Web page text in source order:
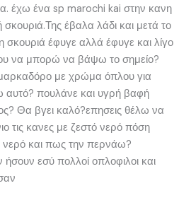
έχω ένα sp marochi kai στην κανη
σκουριά.Της έβαλα λάδι και μετά το
σκουριά έφυγε αλλά έφυγε και λίγο
να μπορώ να βάψω το σημείο?
μαρκαδόρο με χρώμα όπλου για
αυτό? πουλάνε και υγρή βαφή
Θα βγει καλό?επησεις θέλω να
τις κανες με ζεστό νερό πόση
και πως την περνάω?
εσύ πολλοί οπλοφιλοι και